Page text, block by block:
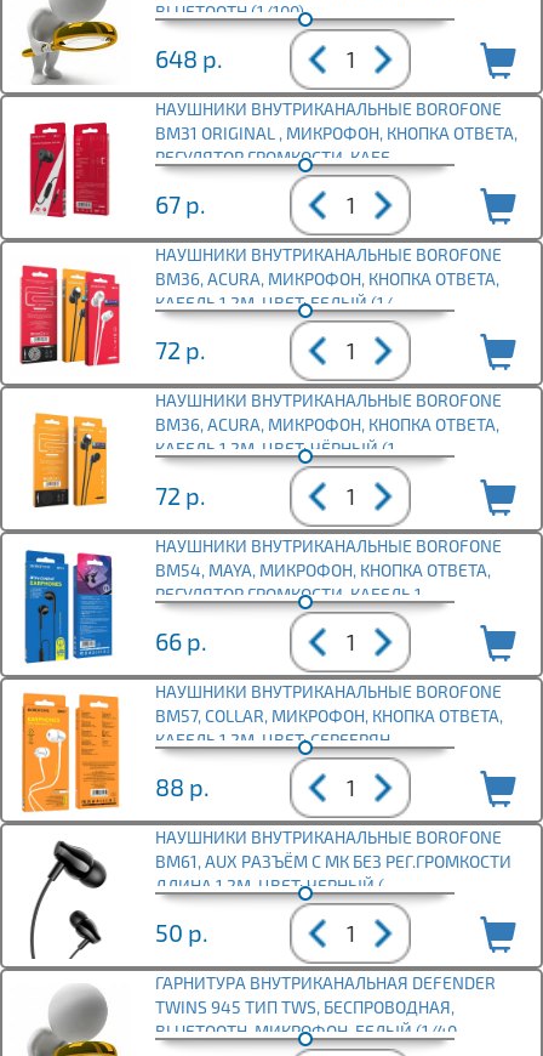
BLUETOOTH (1/100)
648 р.
НАУШНИКИ ВНУТРИКАНАЛЬНЫЕ BOROFONE
BM31 ORIGINAL , МИКРОФОН, КНОПКА ОТВЕТА,
РЕГУЛЯТОР ГРОМКОСТИ, КАБЕ
67 р.
НАУШНИКИ ВНУТРИКАНАЛЬНЫЕ BOROFONE
BM36, ACURA, МИКРОФОН, КНОПКА ОТВЕТА,
КАБЕЛЬ 1.2М, ЦВЕТ: БЕЛЫЙ (1/
72 р.
НАУШНИКИ ВНУТРИКАНАЛЬНЫЕ BOROFONE
BM36, ACURA, МИКРОФОН, КНОПКА ОТВЕТА,
КАБЕЛЬ 1.2М, ЦВЕТ: ЧЁРНЫЙ (1
72 р.
НАУШНИКИ ВНУТРИКАНАЛЬНЫЕ BOROFONE
BM54, MAYA, МИКРОФОН, КНОПКА ОТВЕТА,
РЕГУЛЯТОР ГРОМКОСТИ, КАБЕЛЬ 1
66 р.
НАУШНИКИ ВНУТРИКАНАЛЬНЫЕ BOROFONE
BM57, COLLAR, МИКРОФОН, КНОПКА ОТВЕТА,
КАБЕЛЬ 1.2М, ЦВЕТ: СЕРЕБРЯН
88 р.
НАУШНИКИ ВНУТРИКАНАЛЬНЫЕ BOROFONE
BM61, AUX РАЗЪЁМ С МК БЕЗ РЕГ.ГРОМКОСТИ
ДЛИНА 1.2М, ЦВЕТ: ЧЕРНЫЙ (
50 р.
ГАРНИТУРА ВНУТРИКАНАЛЬНАЯ DEFENDER
TWINS 945 ТИП TWS, БЕСПРОВОДНАЯ,
BLUETOOTH, МИКРОФОН, БЕЛЫЙ (1/40